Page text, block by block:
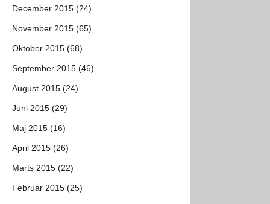
December 2015 (24)
November 2015 (65)
Oktober 2015 (68)
September 2015 (46)
August 2015 (24)
Juni 2015 (29)
Maj 2015 (16)
April 2015 (26)
Marts 2015 (22)
Februar 2015 (25)